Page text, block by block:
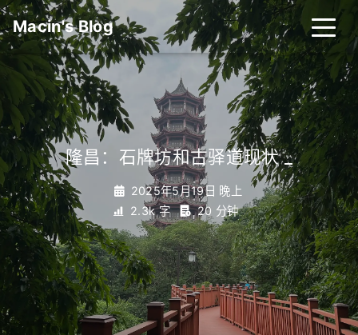
Macin's Blog
隆昌：石牌坊和古驿道现状_
2025年5月19日 晚上
2.3k 字
20 分钟